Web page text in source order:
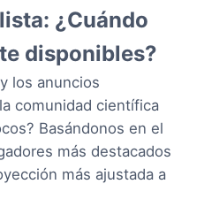
¿Cuándo
disponibles?
los anuncios
comunidad científica
Basándonos en el
más destacados
más ajustada a